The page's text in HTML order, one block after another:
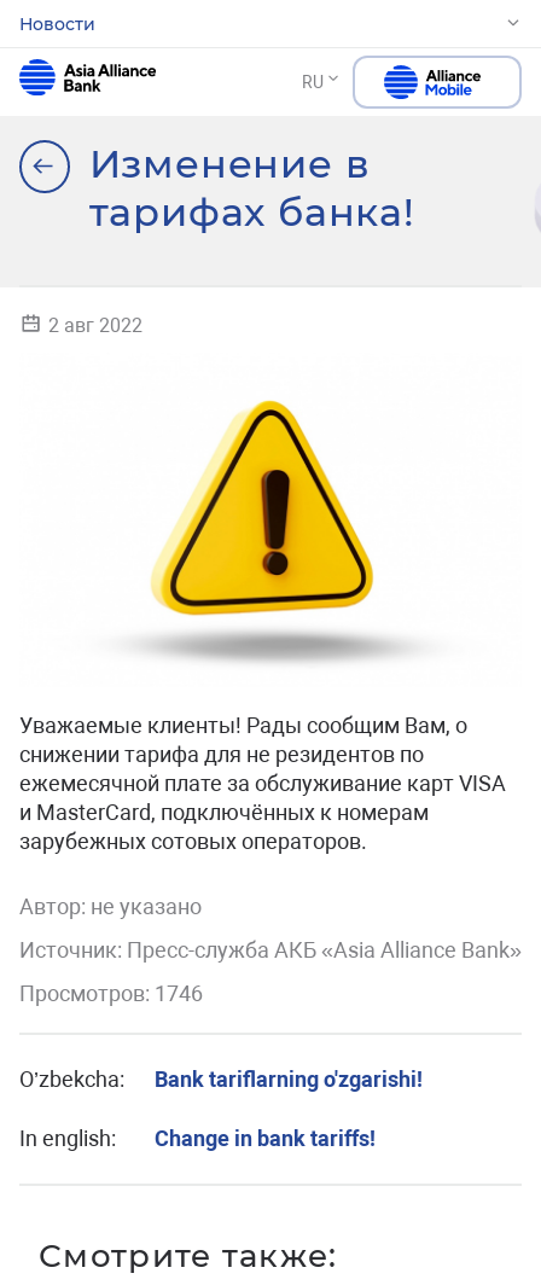
Новости
RU
Изменение в
тарифах банка!
2 авг 2022
Уважаемые клиенты! Рады сообщим Вам, о
снижении тарифа для не резидентов по
ежемесячной плате за обслуживание карт VISA
и MasterCard, подключённых к номерам
зарубежных сотовых операторов.
Автор: не указано
Источник: Пресс-служба АКБ «Asia Alliance Bank»
Просмотров: 1746
O’zbekcha: Bank tariflarning o'zgarishi!
In english: Change in bank tariffs!
Смотрите также: